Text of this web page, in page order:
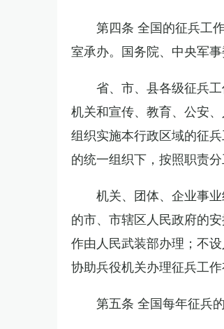
第四条 全国的征兵工
室承办。国务院、中央军
省、市、县各级征兵
机关和宣传、教育、公安
组织实施本行政区域的征
的统一组织下，按照职责分
机关、团体、企业事
的市、市辖区人民政府的
作由人民武装部办理；不
协助兵役机关办理征兵工作
第五条 全国每年征兵